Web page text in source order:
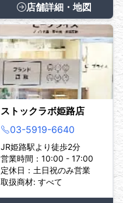
店舗詳細・地図
ストックラボ姫路店
03-5919-6640
JR姫路駅より徒歩2分
営業時間：10:00 - 17:00
定休日：土日祝のみ営業
取扱商材: すべて